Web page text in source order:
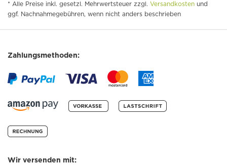
* Alle Preise inkl. gesetzl. Mehrwertsteuer zzgl. Versandkosten und
ggf. Nachnahmegebühren, wenn nicht anders beschrieben
Zahlungsmethoden:
Wir versenden mit: